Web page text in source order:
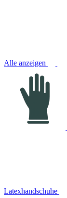
Alle anzeigen
Latexhandschuhe